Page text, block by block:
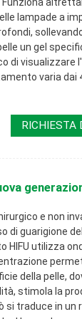
Funziona
lampade a
un gel
di visualizzare
varia dai
RICHIESTA
e non
di guarigione
HIFU utilizza
della pelle,
stimola la
si traduce in